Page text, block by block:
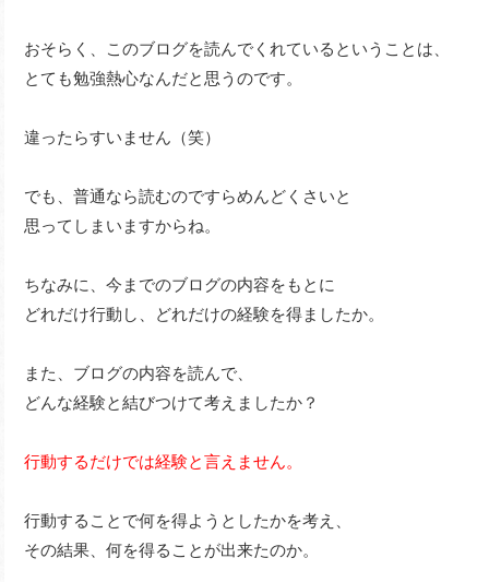
おそらく、このブログを読んでくれているということは、
とても勉強熱心なんだと思うのです。
違ったらすいません（笑）
でも、普通なら読むのですらめんどくさいと
思ってしまいますからね。
ちなみに、今までのブログの内容をもとに
どれだけ行動し、どれだけの経験を得ましたか。
また、ブログの内容を読んで、
どんな経験と結びつけて考えましたか？
行動するだけでは経験と言えません。
行動することで何を得ようとしたかを考え、
その結果、何を得ることが出来たのか。